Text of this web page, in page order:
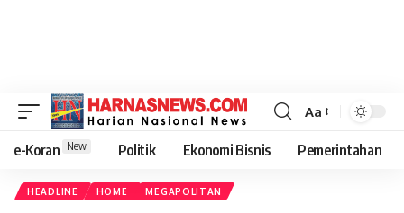
Aa
e-Koran New Politik Ekonomi Bisnis Pemerintahan
HEADLINE HOME MEGAPOLITAN